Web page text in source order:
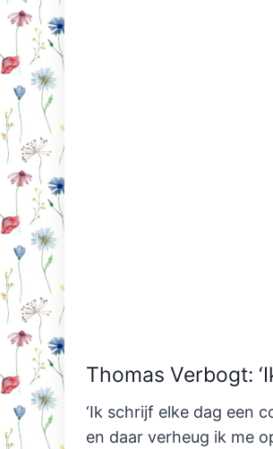
Thomas Verbogt:
‘Ik schrijf elke dag een
en daar verheug ik me